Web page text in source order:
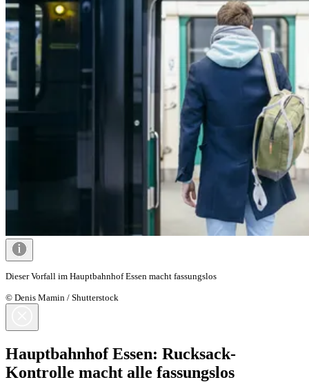
Dieser Vorfall im Hauptbahnhof Essen macht fassungslos
© Denis Mamin / Shutterstock
Hauptbahnhof Essen: Rucksack-
Kontrolle macht alle fassungslos